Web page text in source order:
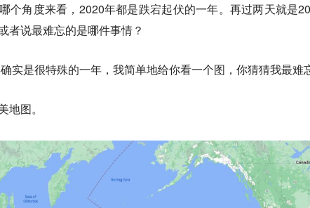
个角度来看，2020年都是跌宕起伏的一年。再过两天就是
者说最难忘的是哪件事情？
实是很特殊的一年，我简单地给你看一个图，你猜猜我最难
地图。